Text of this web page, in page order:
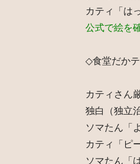
カティ「は
公式で絵を
◇食堂だか
カティさん
独白（独立
ソマたん「
カティ「ピ
ソマたん「